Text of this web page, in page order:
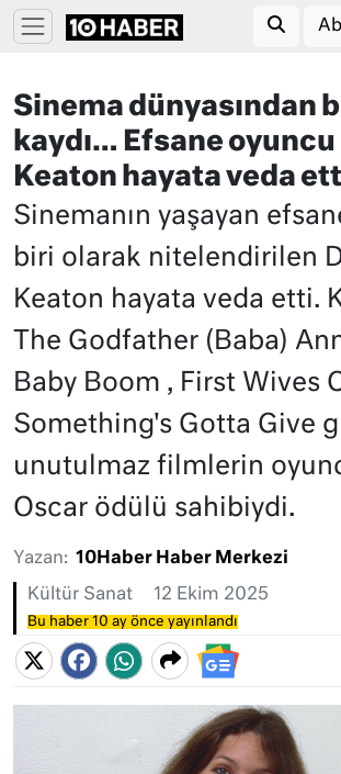
Sinema dünyasından
kaydı… Efsane
Keaton hayata veda
Sinemanın yaşayan
biri olarak nitelendirilen
Keaton hayata veda etti.
The Godfather (Baba)
Baby Boom , First Wives
Something's Gotta Give
unutulmaz filmlerin
Oscar ödülü sahibiydi.
Yazan: 10Haber Haber Merkezi
Kültür Sanat 12 Ekim 2025
Bu haber 10 ay önce yayınlandı